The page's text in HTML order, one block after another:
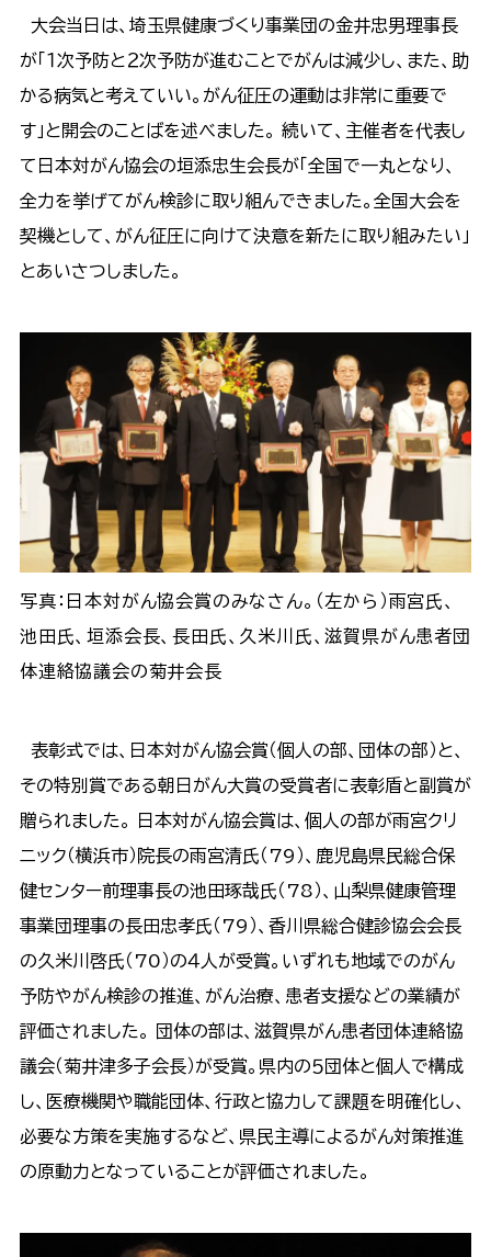
大会当日は、埼玉県健康づくり事業団の金井忠男理事長
が「１次予防と２次予防が進むことでがんは減少し、また、助
かる病気と考えていい。がん征圧の運動は非常に重要で
す」と開会のことばを述べました。 続いて、主催者を代表し
て日本対がん協会の垣添忠生会長が「全国で一丸となり、
全力を挙げてがん検診に取り組んできました。全国大会を
契機として、がん征圧に向けて決意を新たに取り組みたい」
とあいさつしました。
写真：日本対がん協会賞のみなさん。（左から）雨宮氏、
池田氏、垣添会長、長田氏、久米川氏、滋賀県がん患者団
体連絡協議会の菊井会長
表彰式では、日本対がん協会賞（個人の部、団体の部）と、
その特別賞である朝日がん大賞の受賞者に表彰盾と副賞が
贈られました。 日本対がん協会賞は、個人の部が雨宮クリ
ニック（横浜市）院長の雨宮清氏（79）、鹿児島県民総合保
健センター前理事長の池田琢哉氏（78）、山梨県健康管理
事業団理事の長田忠孝氏（79）、香川県総合健診協会会長
の久米川啓氏（70）の４人が受賞。いずれも地域でのがん
予防やがん検診の推進、がん治療、患者支援などの業績が
評価されました。 団体の部は、滋賀県がん患者団体連絡協
議会（菊井津多子会長）が受賞。県内の５団体と個人で構成
し、医療機関や職能団体、行政と協力して課題を明確化し、
必要な方策を実施するなど、県民主導によるがん対策推進
の原動力となっていることが評価されました。